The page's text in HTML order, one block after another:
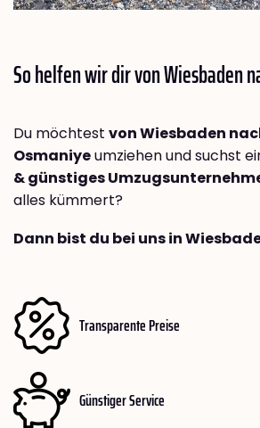
So helfen wir dir von Wiesbaden
Du möchtest von Wiesbaden
Osmaniyeumziehen und suchst
& günstiges
alles kümmert?
Dann bist du bei uns in
Transparente Preise
Günstiger Service